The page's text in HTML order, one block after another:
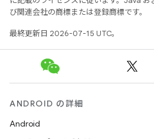
び関連会社の商標または登録商標です。
最終更新日 2026-07-15 UTC。
ANDROID の詳細
Android